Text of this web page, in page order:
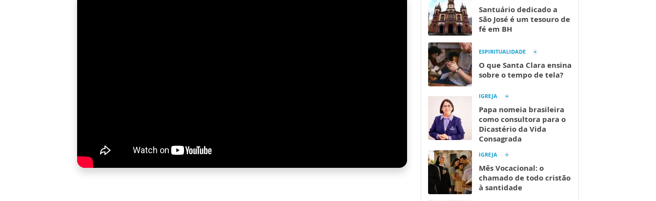
Santuário dedicado a
São José é um tesouro de
fé em BH
ESPIRITUALIDADE
O que Santa Clara ensina
sobre o tempo de tela?
IGREJA
Papa nomeia brasileira
como consultora para o
Dicastério da Vida
Consagrada
IGREJA
Mês Vocacional: o
chamado de todo cristão
à santidade